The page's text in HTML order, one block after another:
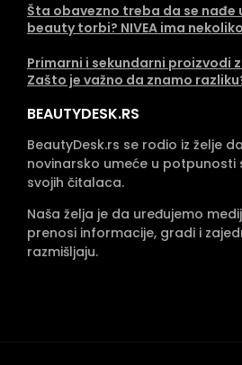
Šta obavezno treba da se nađe
beauty torbi? NIVEA ima
Primarni i sekundarni proizvodi
Zašto je važno da znamo
BEAUTYDESK.RS
BeautyDesk.rs se rodio iz želje
novinarsko umeće u potpunosti
svojih čitalaca.
Naša želja je da uređujemo
prenosi informacije, gradi i
razmišljaju.